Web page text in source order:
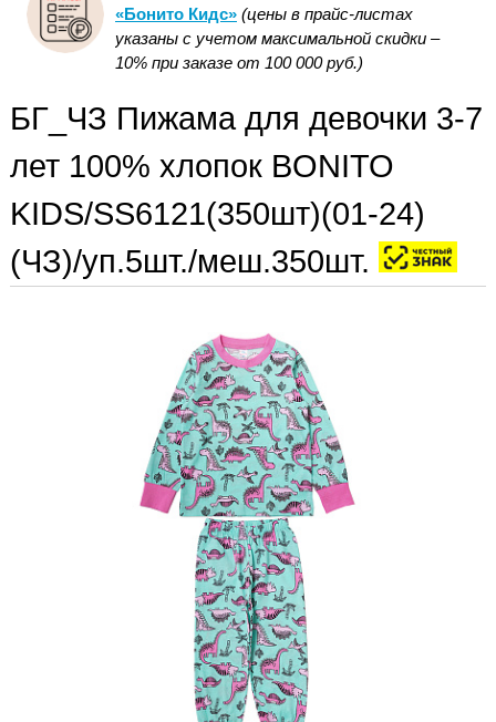
«Бонито Кидс» (цены в прайс-листах
указаны с учетом максимальной скидки –
10% при заказе от 100 000 руб.)
БГ_ЧЗ Пижама для девочки 3-7
лет 100% хлопок BONITO
KIDS/SS6121(350шт)(01-24)
(ЧЗ)/уп.5шт./меш.350шт.